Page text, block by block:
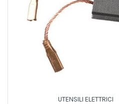
UTENSILI ELETTRICI